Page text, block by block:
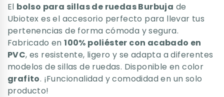
El bolso para sillas de ruedas Burbuja de
Ubiotex es el accesorio perfecto para llevar tus
pertenencias de forma cómoda y segura.
Fabricado en100% poliéster con acabado en
PVC, es resistente, ligero y se adapta a diferentes
modelos de sillas de ruedas. Disponible en color
grafito. ¡Funcionalidad y comodidad en un solo
producto!